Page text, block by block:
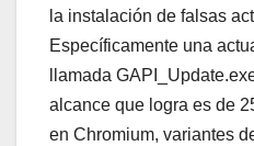
la instalación de falsas
Específicamente una
llamada
alcance que logra es de
en Chromium, variantes